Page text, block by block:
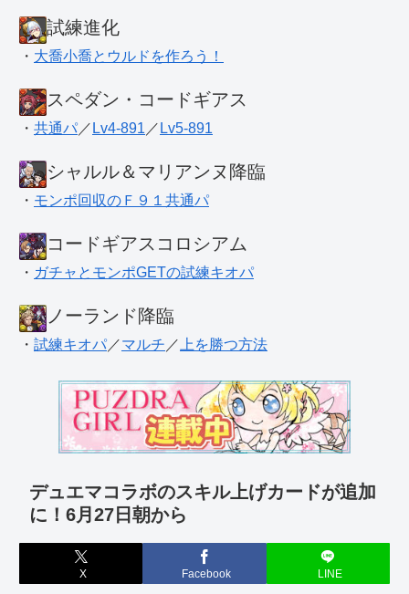
試練進化
・ 大喬小喬とウルドを作ろう！
スペダン・コードギアス
・ 共通パ ／ Lv4-891 ／ Lv5-891
シャルル＆マリアンヌ降臨
・ モンポ回収のＦ９１共通パ
コードギアスコロシアム
・ ガチャとモンポGETの試練キオパ
ノーランド降臨
・ 試練キオパ ／マルチ ／ 上を勝つ方法
デュエマコラボのスキル上げカードが追加
に！6月27日朝から
X Facebook LINE